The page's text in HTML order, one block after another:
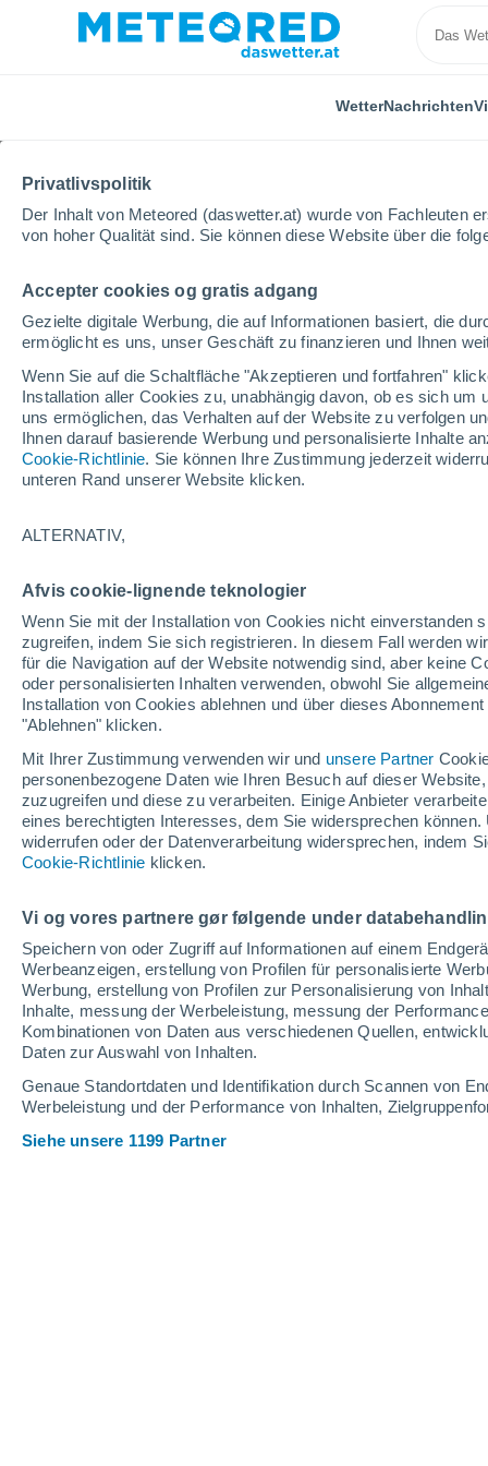
Privatlivspolitik
Der Inhalt von Meteored (daswetter.at) wurde von Fachleuten
von hoher Qualität sind. Sie können diese Website über die
Accepter cookies og gratis adgang
Gezielte digitale Werbung, die auf Informationen basiert, die
ermöglicht es uns, unser Geschäft zu finanzieren und Ihnen
Wenn Sie auf die Schaltfläche "Akzeptieren und fortfahren"
Installation aller Cookies zu, unabhängig davon, ob es sich
uns ermöglichen, das Verhalten auf der Website zu verfolgen
Ihnen darauf basierende Werbung und personalisierte Inhalte
Cookie-Richtlinie. Sie können Ihre Zustimmung jederzeit
unteren Rand unserer Website klicken.
ALTERNATIV,
Afvis cookie-lignende teknologier
Wenn Sie mit der Installation von Cookies nicht einverstanden
zugreifen, indem Sie sich registrieren. In diesem Fall werden
für die Navigation auf der Website notwendig sind, aber keine
oder personalisierten Inhalten verwenden, obwohl Sie
Installation von Cookies ablehnen und über dieses
"Ablehnen" klicken.
Mit Ihrer Zustimmung verwenden wir und unsere Partner
personenbezogene Daten wie Ihren Besuch auf dieser
zuzugreifen und diese zu verarbeiten. Einige Anbieter
eines berechtigten Interesses, dem Sie widersprechen
widerrufen oder der Datenverarbeitung widersprechen, indem
Cookie-Richtlinie klicken.
Vi og vores partnere gør følgende under
Speichern von oder Zugriff auf Informationen auf einem
Werbeanzeigen, erstellung von Profilen für personalisierte
Werbung, erstellung von Profilen zur Personalisierung von
Inhalte, messung der Werbeleistung, messung der
Kombinationen von Daten aus verschiedenen Quellen,
Daten zur Auswahl von Inhalten.
Genaue Standortdaten und Identifikation durch Scannen von
Werbeleistung und der Performance von Inhalten,
Siehe unsere 1199 Partner
WetterNachrichten
Home Steiermark Modriach-Winkel Hoislifte
Modriach-Winkel
Eröffnung
141 fehlende Tage
Geschlossen
Schneebericht heute
Pisten nach
Schwierigkeitsgrad
0 0 0 0
befahrbare Pistenkilometer 0 / 6
Offene Pisten -
Schneehöhe.